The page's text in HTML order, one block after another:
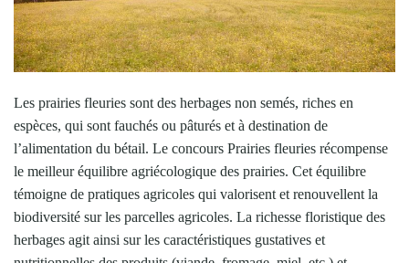
Les prairies fleuries sont des herbages non semés, riches en
espèces, qui sont fauchés ou pâturés et à destination de
l’alimentation du bétail. Le concours Prairies fleuries récompense
le meilleur équilibre agriécologique des prairies. Cet équilibre
témoigne de pratiques agricoles qui valorisent et renouvellent la
biodiversité sur les parcelles agricoles. La richesse floristique des
herbages agit ainsi sur les caractéristiques gustatives et